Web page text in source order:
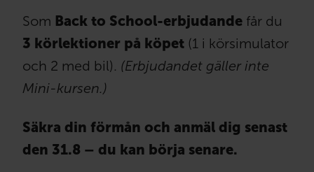
Som Back to School-erbjudande får du
3 körlektioner på köpet (1 i körsimulator
och 2 med bil). (Erbjudandet gäller inte
Mini-kursen.)
Säkra din förmån och anmäl dig senast
den 31.8 – du kan börja senare.